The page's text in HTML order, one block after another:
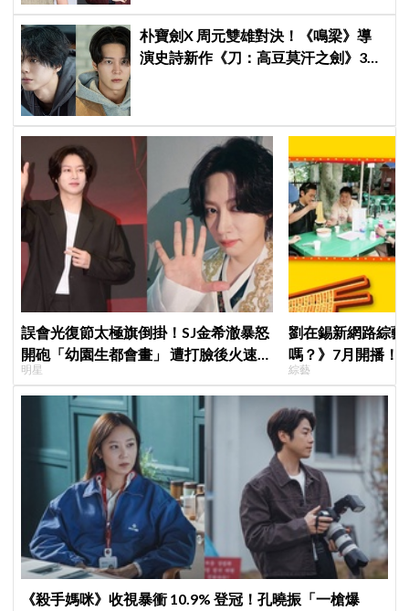
朴寶劍X 周元雙雄對決！《鳴梁》導
演史詩新作《刀：高豆莫汗之劍》3月
誤會光復節太極旗倒掛！SJ金希澈暴怒
開砲「幼園生都會畫」 遭打臉後火速道
歉：是我蠢
明星
劉在錫新網路綜
嗎？》7月開播！
敬浩同行展開美食
綜藝
《殺手媽咪》收視暴衝 10.9% 登冠！孔曉振「一槍爆